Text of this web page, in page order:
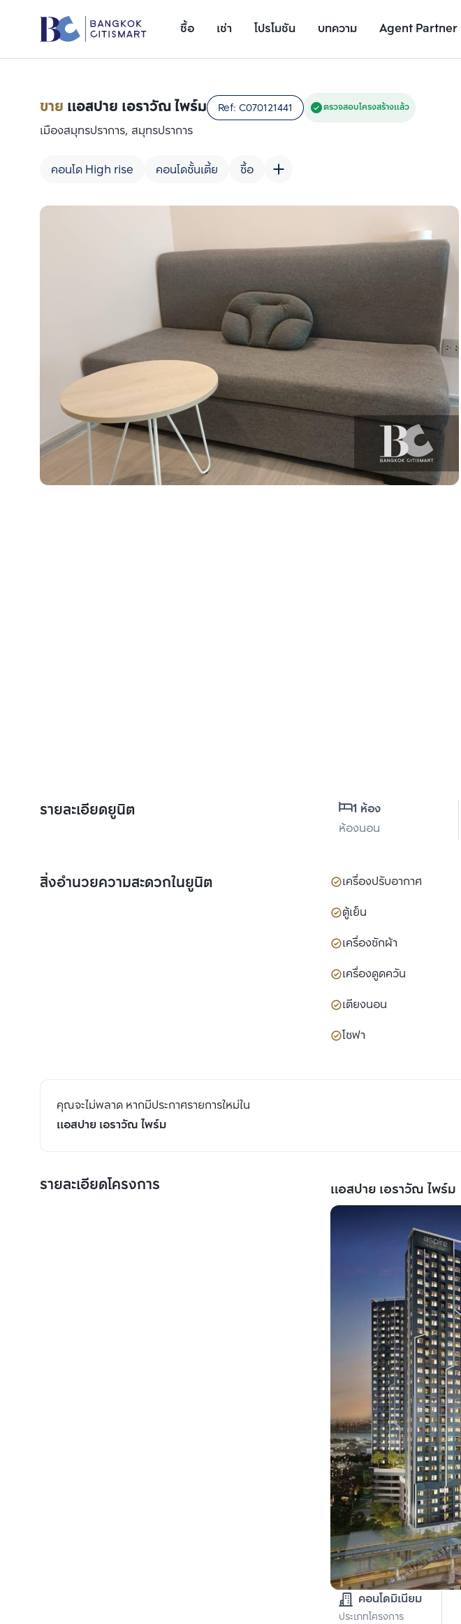
ซื้อ เช่า โปรโมชัน บทความ Agent Partner
รายละเอียดยูนิต
ขาย แอสปาย เอราวัณ ไพร์ม Ref: C070121441 ตรวจสอบโครงสร้างแล้ว
เมืองสมุทรปราการ, สมุทรปราการ
คอนโด High rise คอนโดชั้นเตี้ย ซื้อ
รายละเอียดยูนิต
1 ห้อง
ห้องนอน
สิ่งอำนวยความสะดวกในยูนิต เครื่องปรับอากาศ
ตู้เย็น
เครื่องซักผ้า
เครื่องดูดควัน
เตียงนอน
โซฟา
คุณจะไม่พลาด หากมีประกาศรายการใหม่ใน
แอสปาย เอราวัณ ไพร์ม
รายละเอียดโครงการ แอสปาย เอราวัณ ไพร์ม
คอนโดมิเนียม
ประเภทโครงการ
รายการที่ 1
เพิ่มยูนิตเปรียบเทียบ
รายการที่ 2